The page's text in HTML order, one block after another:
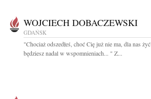
WOJCIECH DOBACZEWSKI
GDAŃSK
"Chociaż odszedłeś, choć Cię już nie ma, dla nas żyć
będziesz nadal w wspomnieniach... " Z...